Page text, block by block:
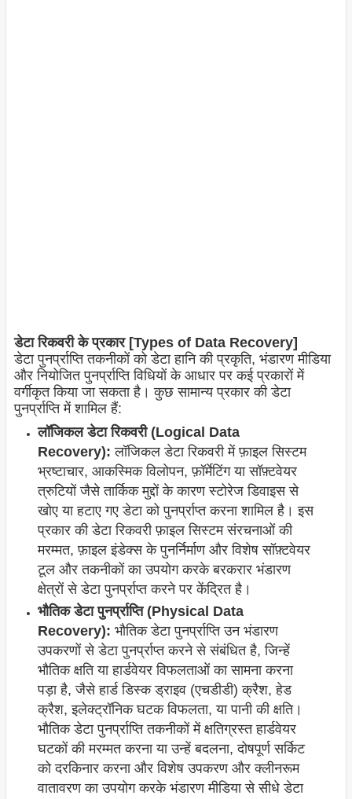
डेटा रिकवरी के प्रकार [Types of Data Recovery]
डेटा पुनर्प्राप्ति तकनीकों को डेटा हानि की प्रकृति, भंडारण मीडिया
और नियोजित पुनर्प्राप्ति विधियों के आधार पर कई प्रकारों में
वर्गीकृत किया जा सकता है। कुछ सामान्य प्रकार की डेटा
पुनर्प्राप्ति में शामिल हैं:
लॉजिकल डेटा रिकवरी (Logical Data
Recovery): लॉजिकल डेटा रिकवरी में फ़ाइल सिस्टम
भ्रष्टाचार, आकस्मिक विलोपन, फ़ॉर्मेटिंग या सॉफ़्टवेयर
त्रुटियों जैसे तार्किक मुद्दों के कारण स्टोरेज डिवाइस से
खोए या हटाए गए डेटा को पुनर्प्राप्त करना शामिल है। इस
प्रकार की डेटा रिकवरी फ़ाइल सिस्टम संरचनाओं की
मरम्मत, फ़ाइल इंडेक्स के पुनर्निर्माण और विशेष सॉफ़्टवेयर
टूल और तकनीकों का उपयोग करके बरकरार भंडारण
क्षेत्रों से डेटा पुनर्प्राप्त करने पर केंद्रित है।
भौतिक डेटा पुनर्प्राप्ति (Physical Data
Recovery): भौतिक डेटा पुनर्प्राप्ति उन भंडारण
उपकरणों से डेटा पुनर्प्राप्त करने से संबंधित है, जिन्हें
भौतिक क्षति या हार्डवेयर विफलताओं का सामना करना
पड़ा है, जैसे हार्ड डिस्क ड्राइव (एचडीडी) क्रैश, हेड
क्रैश, इलेक्ट्रॉनिक घटक विफलता, या पानी की क्षति।
भौतिक डेटा पुनर्प्राप्ति तकनीकों में क्षतिग्रस्त हार्डवेयर
घटकों की मरम्मत करना या उन्हें बदलना, दोषपूर्ण सर्किट
को दरकिनार करना और विशेष उपकरण और क्लीनरूम
वातावरण का उपयोग करके भंडारण मीडिया से सीधे डेटा